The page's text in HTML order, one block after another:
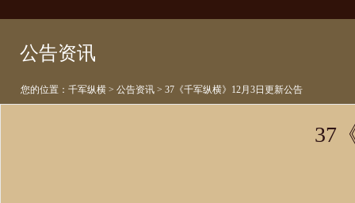
公告资讯
您的位置： 千军纵横 > 公告资讯 > 37《千军纵横》12月3日更新公告
37